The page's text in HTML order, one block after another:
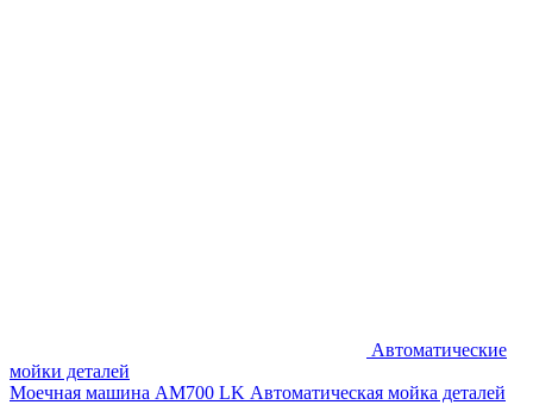
Автоматические
мойки деталей
Моечная машина AM700 LK Автоматическая мойка деталей